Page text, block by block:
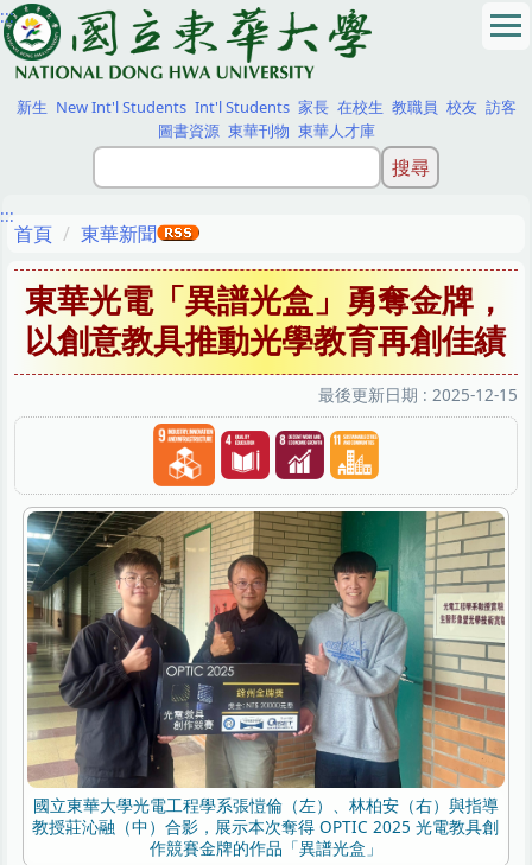
跳
到
主
要
內
:::
新生 New Int'l Students Int'l Students 家長 在校生 教職員 校友 訪客
圖書資源 東華刊物 東華人才庫
:::
首頁 東華新聞
東華光電「異譜光盒」勇奪金牌，
以創意教具推動光學教育再創佳績
最後更新日期 : 2025-12-15
國立東華大學光電工程學系張愷倫（左）、林柏安（右）與指導
教授莊沁融（中）合影，展示本次奪得 OPTIC 2025 光電教具創
作競賽金牌的作品「異譜光盒」